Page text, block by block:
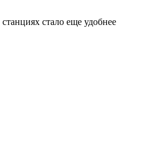
стало еще удобнее